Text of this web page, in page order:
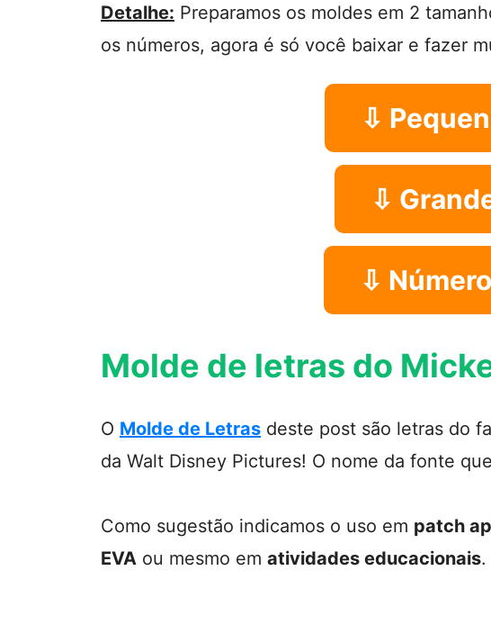
Detalhe: Preparamos os moldes em 2
os números, agora é só você baixar e fazer
⇩
⇩
⇩
Molde de letras do
O Molde de Letras deste post são letras do
da Walt Disney Pictures! O nome da fonte
Como sugestão indicamos o uso em patch
EVA ou mesmo em atividades educacionais.